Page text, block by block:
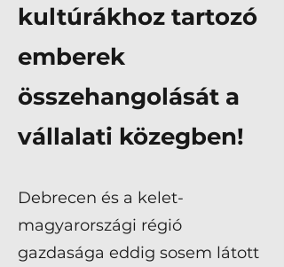
kultúrákhoz tartozó
emberek
összehangolását a
vállalati közegben!
Debrecen és a kelet-
magyarországi régió
gazdasága eddig sosem látott